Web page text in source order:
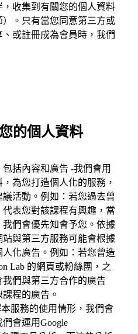
收集到有關您的個人資料
）。只有當您同意第三方或
或註冊成為會員時，我們
的個人資料
括內容和廣告 -我們會用
為您打造個人化的服務，
活動。例如：若您過去曾
表您對該課程有興趣，當
們會優先知會予您。依據
與第三方服務可能會根據
化廣告。例如：若您曾造
Lab 的網頁或粉絲團，之
們與第三方合作的廣告
程的廣告。
服務的使用情形，我們會
會運用Google